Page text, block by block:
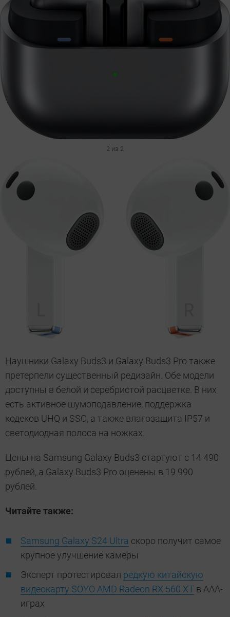
2 из 2
Наушники Galaxy Buds3 и Galaxy Buds3 Pro также
претерпели существенный редизайн. Обе модели
доступны в белой и серебристой расцветке. В них
есть активное шумоподавление, поддержка
кодеков UHQ и SSC, а также влагозащита IP57 и
светодиодная полоса на ножках.
Цены на Samsung Galaxy Buds3 стартуют с 14 490
рублей, а Galaxy Buds3 Pro оценены в 19 990
рублей.
Читайте также:
Samsung Galaxy S24 Ultra скоро получит самое
крупное улучшение камеры
Эксперт протестировал редкую китайскую
видеокарту SOYO AMD Radeon RX 560 XT в ААА-
играх